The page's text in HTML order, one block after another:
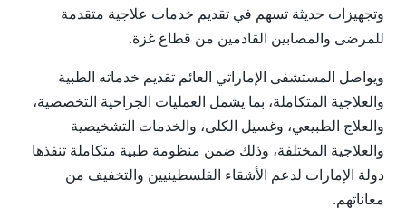
وتجهيزات حديثة تسهم في تقديم خدمات علاجية متقدمة
للمرضى والمصابين القادمين من قطاع غزة.
ويواصل المستشفى الإماراتي العائم تقديم خدماته الطبية
والعلاجية المتكاملة، بما يشمل العمليات الجراحية التخصصية،
والعلاج الطبيعي، وغسيل الكلى، والخدمات التشخيصية
والعلاجية المختلفة، وذلك ضمن منظومة طبية متكاملة تنفذها
دولة الإمارات لدعم الأشقاء الفلسطينيين والتخفيف من
معاناتهم.